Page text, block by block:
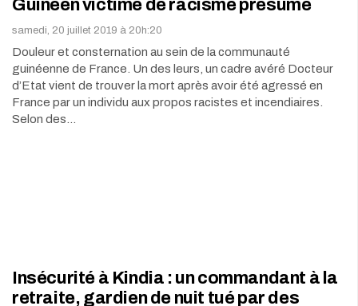
Guinéen victime de racisme présumé
samedi, 20 juillet 2019 à 20h:20
Douleur et consternation au sein de la communauté
guinéenne de France. Un des leurs, un cadre avéré Docteur
d’Etat vient de trouver la mort après avoir été agressé en
France par un individu aux propos racistes et incendiaires.
Selon des…
Insécurité à Kindia : un commandant à la
retraite, gardien de nuit tué par des